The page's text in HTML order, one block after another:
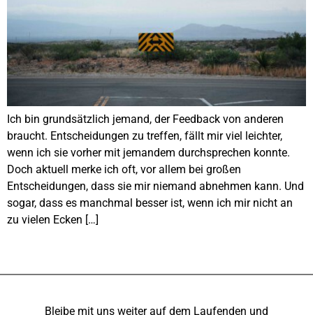
Ich bin grundsätzlich jemand, der Feedback von anderen
braucht. Entscheidungen zu treffen, fällt mir viel leichter,
wenn ich sie vorher mit jemandem durchsprechen konnte.
Doch aktuell merke ich oft, vor allem bei großen
Entscheidungen, dass sie mir niemand abnehmen kann. Und
sogar, dass es manchmal besser ist, wenn ich mir nicht an
zu vielen Ecken […]
Bleibe mit uns weiter auf dem Laufenden und